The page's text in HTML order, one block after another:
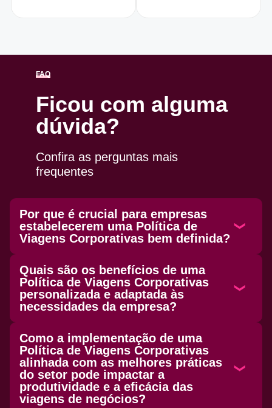
FAQ
Ficou com alguma
dúvida?
Confira as perguntas mais
frequentes
Por que é crucial para empresas
estabelecerem uma Política de
Viagens Corporativas bem definida?
Quais são os benefícios de uma
Política de Viagens Corporativas
personalizada e adaptada às
necessidades da empresa?
Como a implementação de uma
Política de Viagens Corporativas
alinhada com as melhores práticas
do setor pode impactar a
produtividade e a eficácia das
viagens de negócios?